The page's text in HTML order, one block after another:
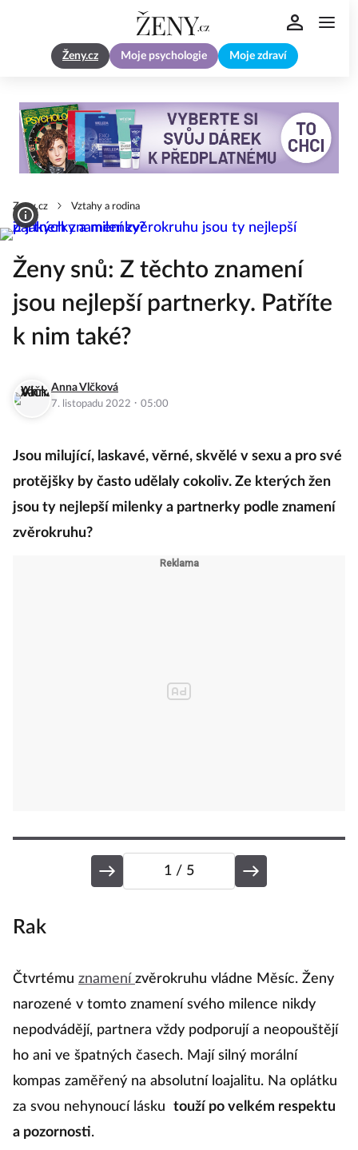
Ženy.cz Moje psychologie Moje zdraví
Zeny.cz Vztahy a rodina
Ženy snů: Z těchto znamení
jsou nejlepší partnerky. Patříte
k nim také?
Anna Vlčková
7. listopadu 2022 · 05:00
Jsou milující, laskavé, věrné, skvělé v sexu a pro své
protějšky by často udělaly cokoliv. Ze kterých žen
jsou ty nejlepší milenky a partnerky podle znamení
zvěrokruhu?
1 / 5
Rak
Čtvrtému znamení zvěrokruhu vládne Měsíc. Ženy
narozené v tomto znamení svého milence nikdy
nepodvádějí, partnera vždy podporují a neopouštějí
ho ani ve špatných časech. Mají silný morální
kompas zaměřený na absolutní loajalitu. Na oplátku
za svou nehynoucí lásku
touží po velkém respektu
a pozornosti.